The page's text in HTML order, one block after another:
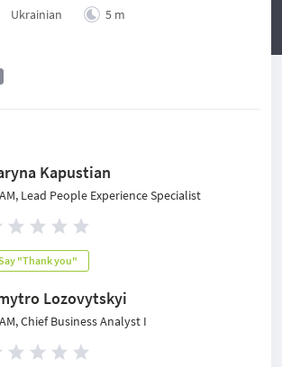
Kapustian
Lead People Experience Specialist
"Thank you"
Lozovytskyi
Chief Business Analyst I
Ukrainian 5 m